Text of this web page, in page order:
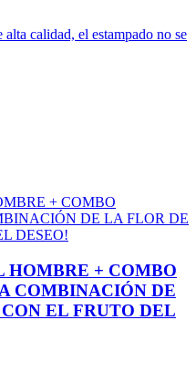
calidad, el estampado no se
HOMBRE + COMBO
COMBINACIÓN DE
EL FRUTO DEL